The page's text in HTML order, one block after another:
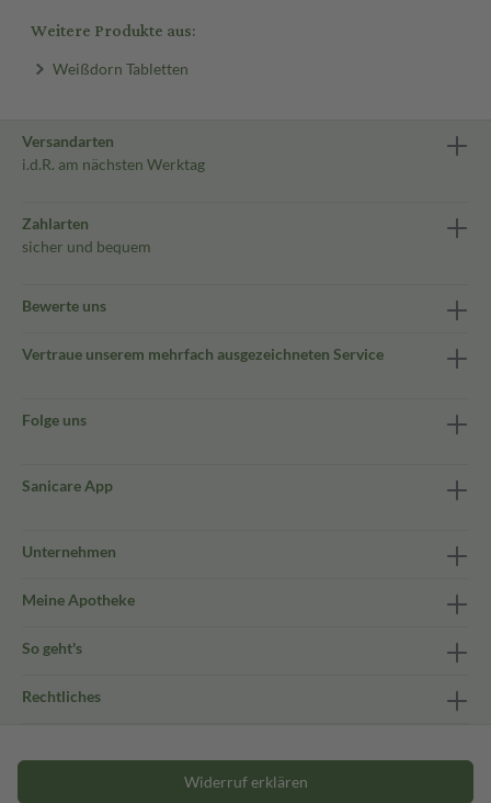
Weitere Produkte aus:
Weißdorn Tabletten
Versandarten
i.d.R. am nächsten Werktag
Zahlarten
sicher und bequem
Bewerte uns
Vertraue unserem mehrfach ausgezeichneten Service
Folge uns
Sanicare App
Unternehmen
Meine Apotheke
So geht's
Rechtliches
Widerruf erklären